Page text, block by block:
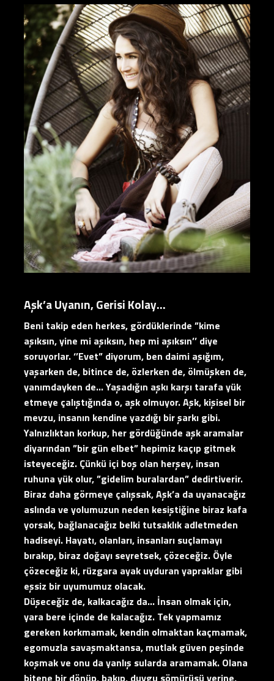
Aşk’a Uyanın, Gerisi Kolay…
Beni takip eden herkes, gördüklerinde ”kime
aşıksın, yine mi aşıksın, hep mi aşıksın’’ diye
soruyorlar. ‘’Evet” diyorum, ben daimi aşığım,
yaşarken de, bitince de, özlerken de, ölmüşken de,
yanımdayken de… Yaşadığın aşkı karşı tarafa yük
etmeye çalıştığında o, aşk olmuyor. Aşk, kişisel bir
mevzu, insanın kendine yazdığı bir şarkı gibi.
Yalnızlıktan korkup, her gördüğünde aşk aramalar
diyarından ”bir gün elbet” hepimiz kaçıp gitmek
isteyeceğiz. Çünkü içi boş olan herşey, insan
ruhuna yük olur, ”gidelim buralardan” dedirtiverir.
Biraz daha görmeye çalışsak, Aşk’a da uyanacağız
aslında ve yolumuzun neden kesiştiğine biraz kafa
yorsak, bağlanacağız belki tutsaklık adletmeden
hadiseyi. Hayatı, olanları, insanları suçlamayı
bırakıp, biraz doğayı seyretsek, çözeceğiz. Öyle
çözeceğiz ki, rüzgara ayak uyduran yapraklar gibi
eşsiz bir uyumumuz olacak.
Düşeceğiz de, kalkacağız da… İnsan olmak için,
yara bere içinde de kalacağız. Tek yapmamız
gereken korkmamak, kendin olmaktan kaçmamak,
egomuzla savaşmaktansa, mutlak güven peşinde
koşmak ve onu da yanlış sularda aramamak. Olana
bitene bir dönüp, bakıp, duygu sömürüsü yerine,